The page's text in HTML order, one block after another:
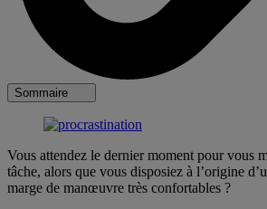
Sommaire
Vous attendez le dernier moment pour vous
tâche, alors que vous disposiez à l’origine
marge de manœuvre très confortables ?